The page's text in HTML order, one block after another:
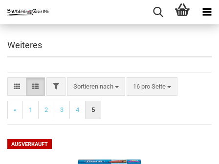
Weiteres
FILTERSortieren nach
Sortieren nach 16 pro Seite
pro Seite
« 1 2 3 4 5
AUSVERKAUFT